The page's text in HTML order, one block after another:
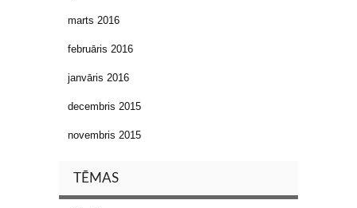
marts 2016
februāris 2016
janvāris 2016
decembris 2015
novembris 2015
TĒMAS